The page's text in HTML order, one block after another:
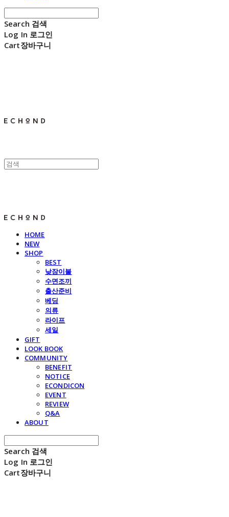
Search 검색
Log In 로그인
Cart장바구니
HOME
NEW
SHOP
BEST
낮잠이불
수면조끼
출산준비
베딩
의류
라이프
세일
GIFT
LOOK BOOK
COMMUNITY
BENEFIT
NOTICE
ECONDICON
EVENT
REVIEW
Q&A
ABOUT
Search 검색
Log In 로그인
Cart장바구니